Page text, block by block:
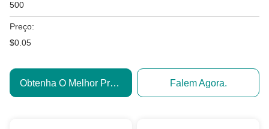
500
Preço:
$0.05
Obtenha O Melhor Preço Falem Agora.